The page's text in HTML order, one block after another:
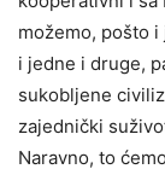
možemo, pošto
i jedne i druge,
sukobljene
zajednički
Naravno, to